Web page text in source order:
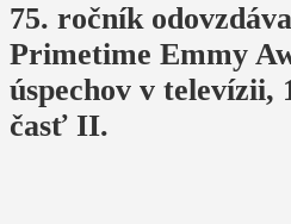
75. ročník
Primetime Emmy
úspechov v televízii,
časť II.